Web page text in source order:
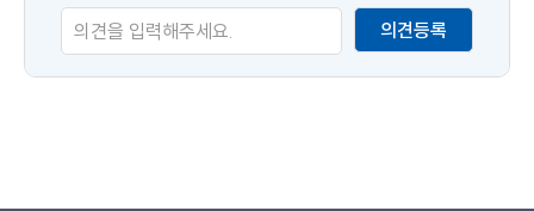
족
도
의견등록